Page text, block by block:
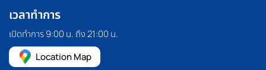
เวลาทำการ
เปิดทำการ 9:00 น. ถึง 21:00 น.
Location Map